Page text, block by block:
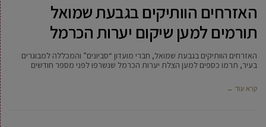
האזרחים הוותיקים בגבעת שמואל
תורמים למען שיקום יערות הכרמל
האזרחים הוותיקים בגבעת שמואל, חברי מועדון “סביונים” והמכללה למבוגרים
בעיר, תרמו כספים למען הצלת יערות הכרמל שנשרפו לפני מספר חודשים
קרא עוד ←